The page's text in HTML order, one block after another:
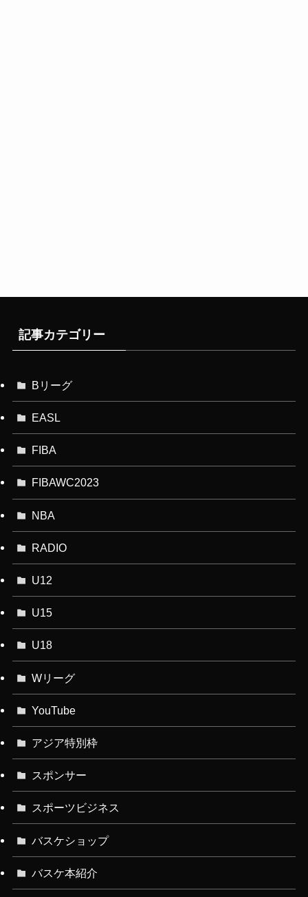
記事カテゴリー
Bリーグ
EASL
FIBA
FIBAWC2023
NBA
RADIO
U12
U15
U18
Wリーグ
YouTube
アジア特別枠
スポンサー
スポーツビジネス
バスケショップ
バスケ本紹介